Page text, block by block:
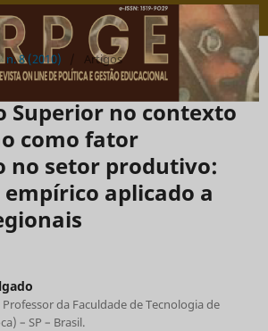
n. 8 (2010) / Artigos
Superior no contexto
como fator
no setor produtivo:
aplicado a
da Faculdade de Tecnologia de
– SP – Brasil.